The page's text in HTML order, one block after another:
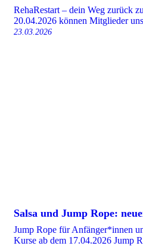
RehaRestart – dein Weg zurück
20.04.2026 können Mitglieder
23.03.2026
Salsa und Jump Rope:
Jump Rope für Anfänger*innen
Kurse ab dem 17.04.2026 Jump